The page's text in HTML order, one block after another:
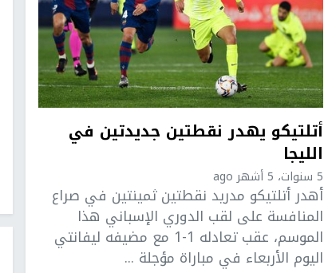
أتلتيكو يهدر نقطتين جديدتين في
الليجا
5 سنوات، 5 أشهر ago
أهدر أتلتيكو مدريد نقطتين ثمينتين في صراع
المنافسة على لقب الدوري الإسباني هذا
الموسم، عقب تعادله 1-1 مع مضيفه ليفانتي
اليوم الأربعاء في مباراة مؤجلة ...